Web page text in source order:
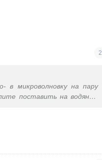
2
в микроволновку на пару
поставить на водяную